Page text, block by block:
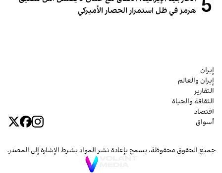
5 هرمز في ظل استمرار الحصار الأميركي
إيران
إيران والعالم
التقارير
الثقافة والحياة
اقتصاد
أسواق
جميع الحقوق محفوظة، يسمح بإعادة نشر المواد بشرط الإشارة إلى المصدر.